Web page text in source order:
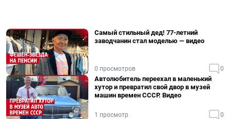
Самый стильный дед! 77-летний
заводчанин стал моделью — видео
0 просмотров 0
Автолюбитель переехал в маленький
хутор и превратил свой двор в музей
машин времен СССР. Видео
1 просмотр 0